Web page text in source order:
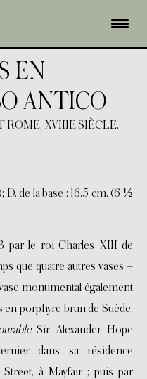
EN
ANTICO
ROME, XVIIIE SIÈCLE.
D. de la base : 16.5 cm. (6 ½
par le roi Charles XIII de
que quatre autres vases –
monumental également
en porphyre brun de Suède,
Sir Alexander Hope
dans sa résidence
à Mayfair ; puis par